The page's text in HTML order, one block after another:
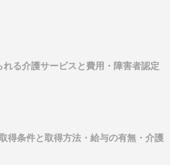
る介護サービスと費用・障害者認定
得条件と取得方法・給与の有無・介護